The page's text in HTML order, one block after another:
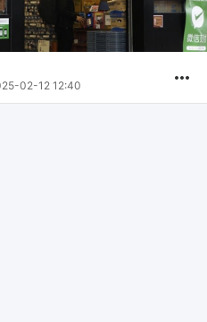
02-12 12:40